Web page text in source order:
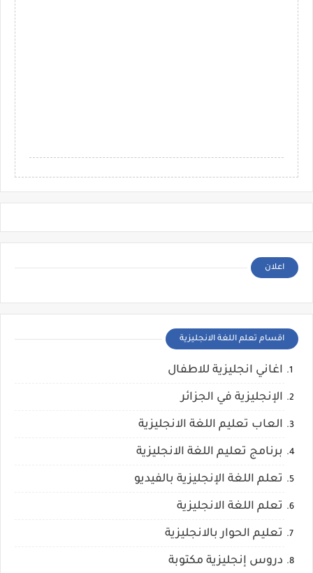
اعلان
اقسام تعلم اللغة الانجليزية
اغاني انجليزية للاطفال
الإنجليزية في الجزائر
العاب تعليم اللغة الانجليزية
برنامج تعليم اللغة الانجليزية
تعلم اللغة الإنجليزية بالفيديو
تعلم اللغة الانجليزية
تعليم الحوار بالانجليزية
دروس إنجليزية مكتوبة